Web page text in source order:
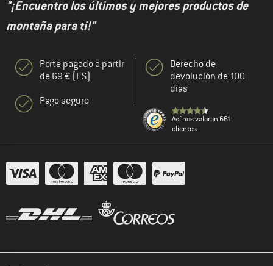
"¡Encuentro los últimos y mejores productos de
montaña para ti!"
Porte pagado a partir
de 69 € (ES)
Pago seguro
Derecho de
devolución de 100
días
Así nos valoran 661
clientes